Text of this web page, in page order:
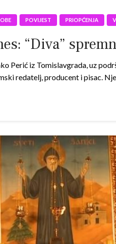
POVIJEST PRIOPĆENJA
“Diva”
Perić iz Tomislavgrada, uz
redatelj, producent i pisac.